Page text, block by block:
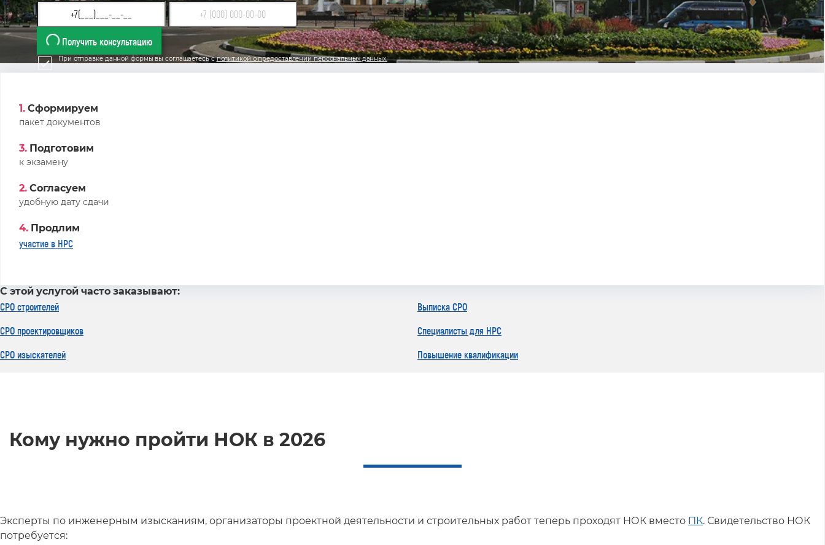
Получить консультацию
При отправке данной формы вы соглашаетесь сполитикой о предоставлении персональных данных.
1. Сформируем
пакет документов
3. Подготовим
к экзамену
2. Согласуем
удобную дату сдачи
4. Продлим
участие в НРС
С этой услугой часто заказывают:
СРО строителей
СРО проектировщиков
СРО изыскателей
Выписка СРО
Специалисты для НРС
Повышение квалификации
Кому нужно пройти НОК в 2026
Эксперты по инженерным изысканиям, организаторы проектной деятельности и строительных работ теперь проходят НОК вместо ПК. Свидетельство НОК
потребуется: